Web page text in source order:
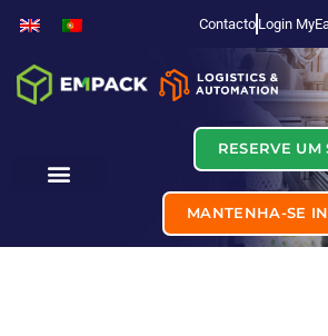
Contacto Login
RESERVE UM
MANTENHA-SE